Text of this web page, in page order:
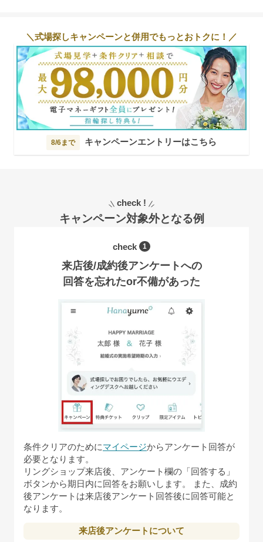
＼式場探しキャンペーンと併用でもっとおトクに！／
8/6まで キャンペーンエントリーはこちら
check !
キャンペーン対象外となる例
check 1
来店後/成約後アンケートへの
回答を忘れたor不備があった
条件クリアのためにマイページからアンケート回答が
必要となります。
リングショップ来店後、アンケート欄の「回答する」
ボタンから期日内に回答をお願いします。 また、成約
後アンケートは来店後アンケート回答後に回答可能と
なります。
来店後アンケートについて